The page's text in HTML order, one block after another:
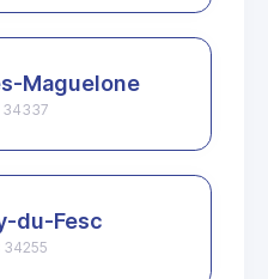
Maguelone
34337
du-Fesc
34255